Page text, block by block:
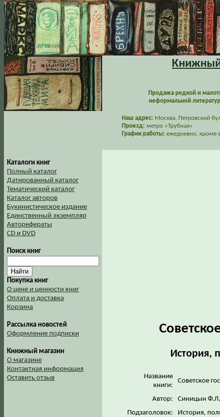
Книжный
Продажа редкой и
неформальной
Наш адрес: Москва, Петровский
Проезд: метро «Трубная»
График работы: ежедневно, кроме
Каталоги книг
Полный каталог
Датированный каталог
Тематический каталог
Каталог авторов
Букинистическое издание
Единственный экземпляр
Авторефераты
CD и DVD
Поиск книг
Покупка книг
О цене и ценности книг
Оплата и доставка
Корзина
Рассылка новостей
Оформление подписки
Книжный магазин
О магазине
Контактная информация
Оставить отзыв
История,
Название
книги:
Советское
Автор:
Синицын Ф.Л.
Подзаголовок:
История,